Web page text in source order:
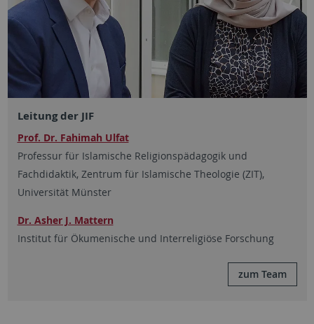
Leitung der JIF
Prof. Dr. Fahimah Ulfat
Professur für Islamische Religionspädagogik und
Fachdidaktik, Zentrum für Islamische Theologie (ZIT),
Universität Münster
Dr. Asher J. Mattern
Institut für Ökumenische und Interreligiöse Forschung
zum Team